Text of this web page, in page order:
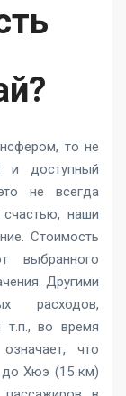
то не
и доступный
не всегда
счастью, наши
Стоимость
выбранного
Другими
расходов,
т.п., во время
что
до Хюэ (15 км)